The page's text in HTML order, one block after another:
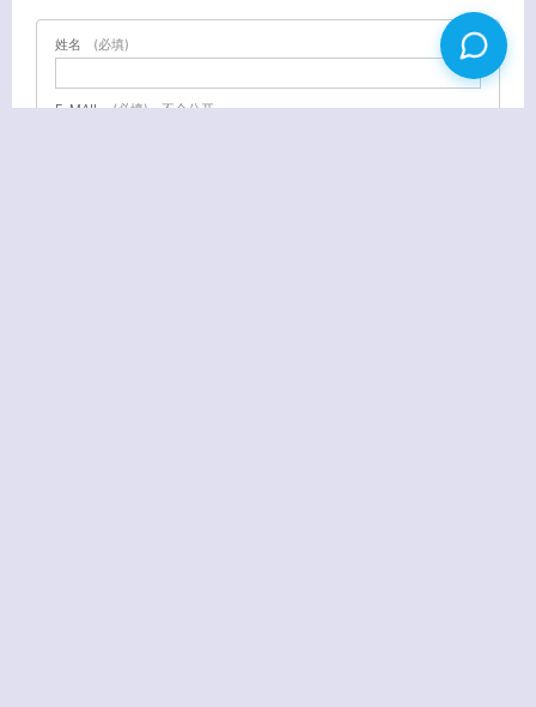
姓名 (必填)
E-MAIL (必填) - 不会公开 -